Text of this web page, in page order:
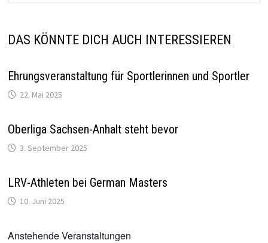
DAS KÖNNTE DICH AUCH INTERESSIEREN
Ehrungsveranstaltung für Sportlerinnen und Sportler
22. Mai 2025
Oberliga Sachsen-Anhalt steht bevor
3. September 2025
LRV-Athleten bei German Masters
10. Juni 2025
Anstehende Veranstaltungen